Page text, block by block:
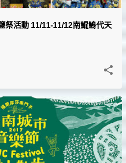
祭活動 11/11-11/12南鯤鯓代天